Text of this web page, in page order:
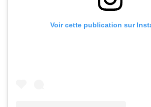
Voir cette publication sur